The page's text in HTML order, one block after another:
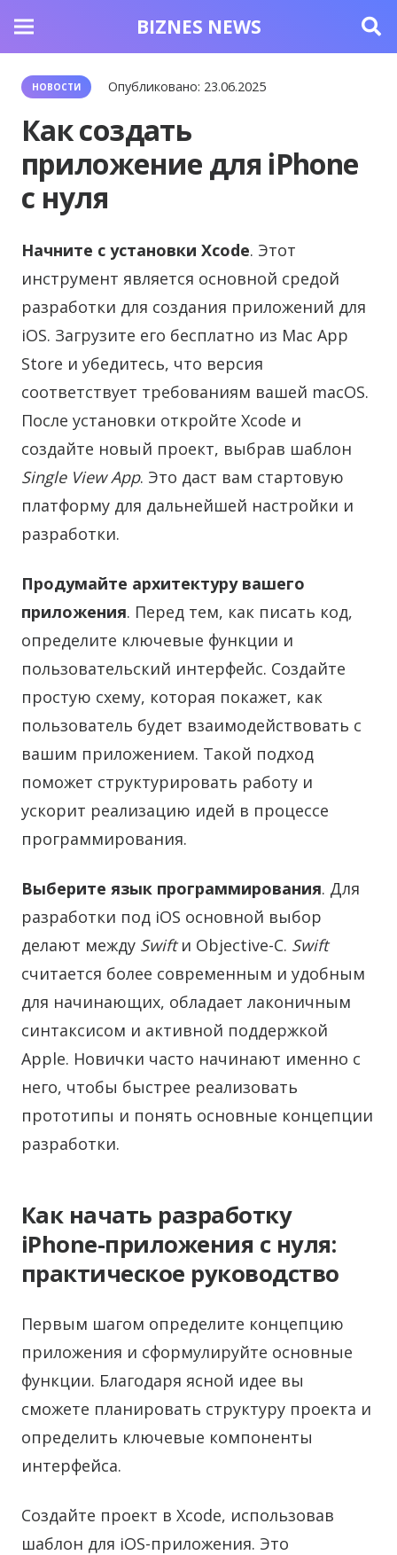
BIZNES NEWS
НОВОСТИ Опубликовано: 23.06.2025
Как создать
приложение для iPhone
с нуля
Начните с установки Xcode. Этот
инструмент является основной средой
разработки для создания приложений для
iOS. Загрузите его бесплатно из Mac App
Store и убедитесь, что версия
соответствует требованиям вашей macOS.
После установки откройте Xcode и
создайте новый проект, выбрав шаблон
Single View App. Это даст вам стартовую
платформу для дальнейшей настройки и
разработки.
Продумайте архитектуру вашего
приложения. Перед тем, как писать код,
определите ключевые функции и
пользовательский интерфейс. Создайте
простую схему, которая покажет, как
пользователь будет взаимодействовать с
вашим приложением. Такой подход
поможет структурировать работу и
ускорит реализацию идей в процессе
программирования.
Выберите язык программирования. Для
разработки под iOS основной выбор
делают между Swiftи Objective-C. Swift
считается более современным и удобным
для начинающих, обладает лаконичным
синтаксисом и активной поддержкой
Apple. Новички часто начинают именно с
него, чтобы быстрее реализовать
прототипы и понять основные концепции
разработки.
Как начать разработку
iPhone-приложения с нуля:
практическое руководство
Первым шагом определите концепцию
приложения и сформулируйте основные
функции. Благодаря ясной идее вы
сможете планировать структуру проекта и
определить ключевые компоненты
интерфейса.
Создайте проект в Xcode, использовав
шаблон для iOS-приложения. Это